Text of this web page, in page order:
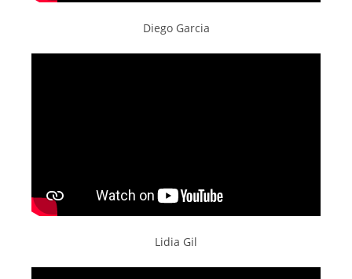
Diego Garcia
Lidia Gil